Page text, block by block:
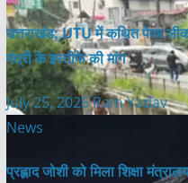
उत्तराखंड: UTU में कथित पेपर लीक
मंत्री के इस्तीफे की मांग
July 25, 2026Ram Yadav
News
प्रह्लाद जोशी को मिला शिक्षा